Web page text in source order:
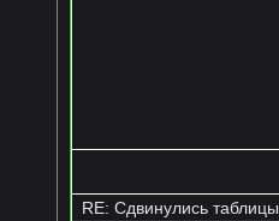
RE: Сдвинулись